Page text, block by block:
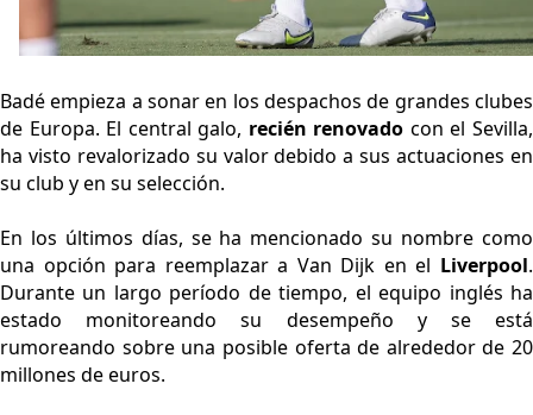
Badé empieza a sonar en los despachos de grandes clubes
de Europa. El central galo, recién renovado con el Sevilla,
ha visto revalorizado su valor debido a sus actuaciones en
su club y en su selección.
En los últimos días, se ha mencionado su nombre como
una opción para reemplazar a Van Dijk en el Liverpool.
Durante un largo período de tiempo, el equipo inglés ha
estado monitoreando su desempeño y se está
rumoreando sobre una posible oferta de alrededor de 20
millones de euros.